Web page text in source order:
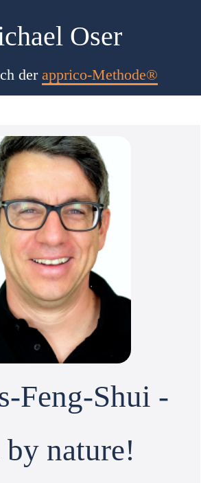
Oser
derapprico-Methode®
Feng-Shui -
nature!